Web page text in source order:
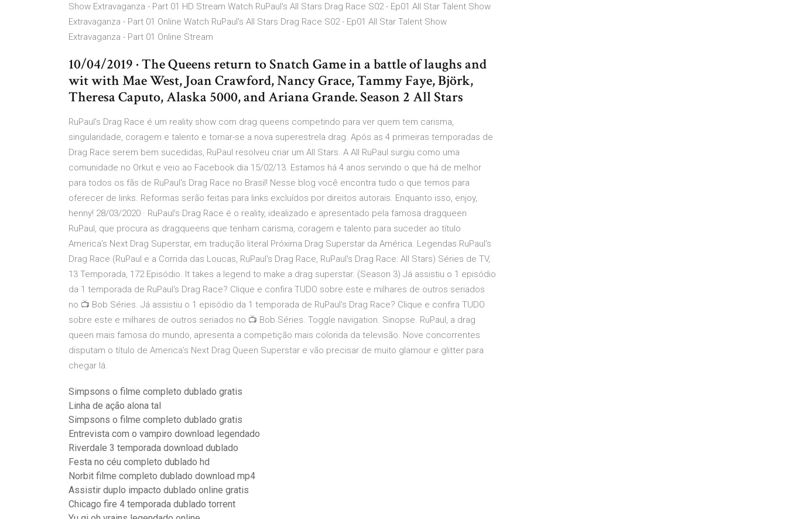
Show Extravaganza - Part 01 HD Stream Watch RuPaul's All Stars Drag Race S02 - Ep01 All Star Talent Show
Extravaganza - Part 01 Online Watch RuPaul's All Stars Drag Race S02 - Ep01 All Star Talent Show
Extravaganza - Part 01 Online Stream
10/04/2019 · The Queens return to Snatch Game in a battle of laughs and
wit with Mae West, Joan Crawford, Nancy Grace, Tammy Faye, Björk,
Theresa Caputo, Alaska 5000, and Ariana Grande. Season 2 All Stars
RuPaul's Drag Race é um reality show com drag queens competindo para ver quem tem carisma,
singularidade, coragem e talento e tornar-se a nova superestrela drag. Após as 4 primeiras temporadas de
Drag Race serem bem sucedidas, RuPaul resolveu criar um All Stars. A All RuPaul surgiu como uma
comunidade no Orkut e veio ao Facebook dia 15/02/13. Estamos há 4 anos servindo o que há de melhor
para todos os fãs de RuPaul's Drag Race no Brasil! Nesse blog você encontra tudo o que temos para
oferecer de links. Reformas serão feitas para links excluídos por direitos autorais. Enquanto isso, enjoy,
henny! 28/03/2020 · RuPaul’s Drag Race é o reality, idealizado e apresentado pela famosa dragqueen
RuPaul, que procura as dragqueens que tenham carisma, coragem e talento para suceder ao título
America’s Next Drag Superstar, em tradução literal Próxima Drag Superstar da América. Legendas RuPaul's
Drag Race (RuPaul e a Corrida das Loucas, RuPaul's Drag Race, RuPaul's Drag Race: All Stars) Séries de TV,
13 Temporada, 172 Episódio. It takes a legend to make a drag superstar. (Season 3) Já assistiu o 1 episódio
da 1 temporada de RuPaul's Drag Race? Clique e confira TUDO sobre este e milhares de outros seriados
no 📺 Bob Séries. Já assistiu o 1 episódio da 1 temporada de RuPaul's Drag Race? Clique e confira TUDO
sobre este e milhares de outros seriados no 📺 Bob Séries. Toggle navigation. Sinopse. RuPaul, a drag
queen mais famosa do mundo, apresenta a competição mais colorida da televisão. Nove concorrentes
disputam o título de America’s Next Drag Queen Superstar e vão precisar de muito glamour e glitter para
chegar lá.
Simpsons o filme completo dublado gratis
Linha de ação alona tal
Simpsons o filme completo dublado gratis
Entrevista com o vampiro download legendado
Riverdale 3 temporada download dublado
Festa no céu completo dublado hd
Norbit filme completo dublado download mp4
Assistir duplo impacto dublado online gratis
Chicago fire 4 temporada dublado torrent